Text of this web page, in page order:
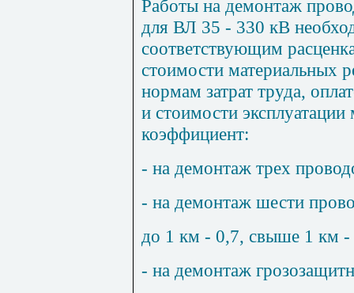
Работы на демонтаж
для ВЛ 35 - 330 кВ
соответствующим
стоимости материальных
нормам затрат труда,
и стоимости
коэффициент:
- на демонтаж трех
- на демонтаж шести
до 1 км - 0,7, свыше 1 км -
- на демонтаж